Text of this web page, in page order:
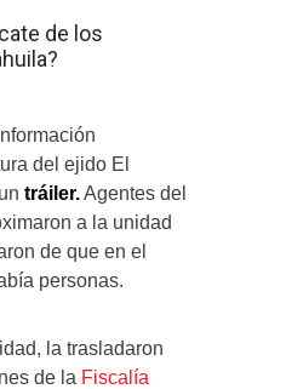
de los
del ejido El
tráiler.Agentes del
a la unidad
de que en el
personas.
la trasladaron
de la Fiscalía